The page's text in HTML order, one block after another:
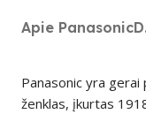
Apie Panasonic
Panasonic yra gerai
ženklas, įkurtas